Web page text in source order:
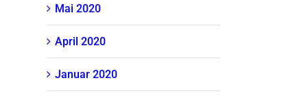
Mai 2020
April 2020
Januar 2020